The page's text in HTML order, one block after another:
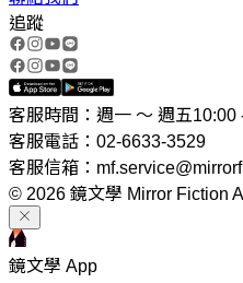
追蹤
客服時間：週一 ～ 週五10:00
客服電話：02-6633-3529
客服信箱：
© 2026 鏡文學 Mirror Fiction
鏡文學 App